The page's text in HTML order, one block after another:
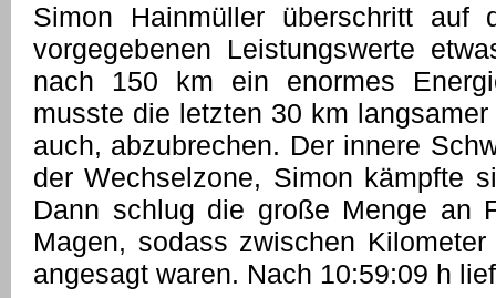
Simon Hainmüller überschritt auf
vorgegebenen Leistungswerte
nach 150 km ein enormes
musste die letzten 30 km
auch, abzubrechen. Der innere
der Wechselzone, Simon kämpfte
Dann schlug die große Menge an
Magen, sodass zwischen
angesagt waren. Nach 10:59:09 h